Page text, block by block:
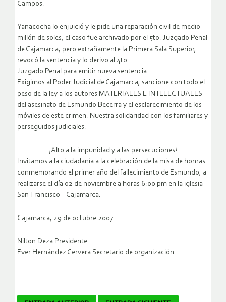
Campos.
Yanacocha lo enjuició y le pide una reparación civil de medio
millón de soles, el caso fue archivado por el 5to. Juzgado Penal
de Cajamarca; pero extrañamente la Primera Sala Superior,
revocó la sentencia y lo derivo al 4to.
Juzgado Penal para emitir nueva sentencia.
Exigimos al Poder Judicial de Cajamarca, sancione con todo el
peso de la ley a los autores MATERIALES E INTELECTUALES
del asesinato de Esmundo Becerra y el esclarecimiento de los
móviles de este crimen. Nuestra solidaridad con los familiares y
perseguidos judiciales.
¡Alto a la impunidad y a las persecuciones!
Invitamos a la ciudadanía a la celebración de la misa de honras
conmemorando el primer año del fallecimiento de Esmundo, a
realizarse el día 02 de noviembre a horas 6:00 pm en la iglesia
San Francisco – Cajamarca.
Cajamarca, 29 de octubre 2007.
Nilton Deza Presidente
Ever Hernández Cervera Secretario de organización